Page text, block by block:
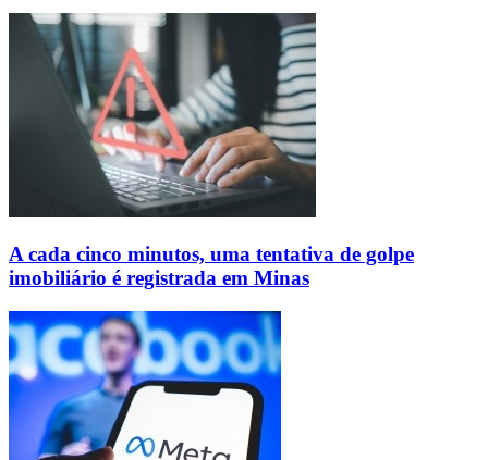
A cada cinco minutos, uma tentativa de golpe
imobiliário é registrada em Minas